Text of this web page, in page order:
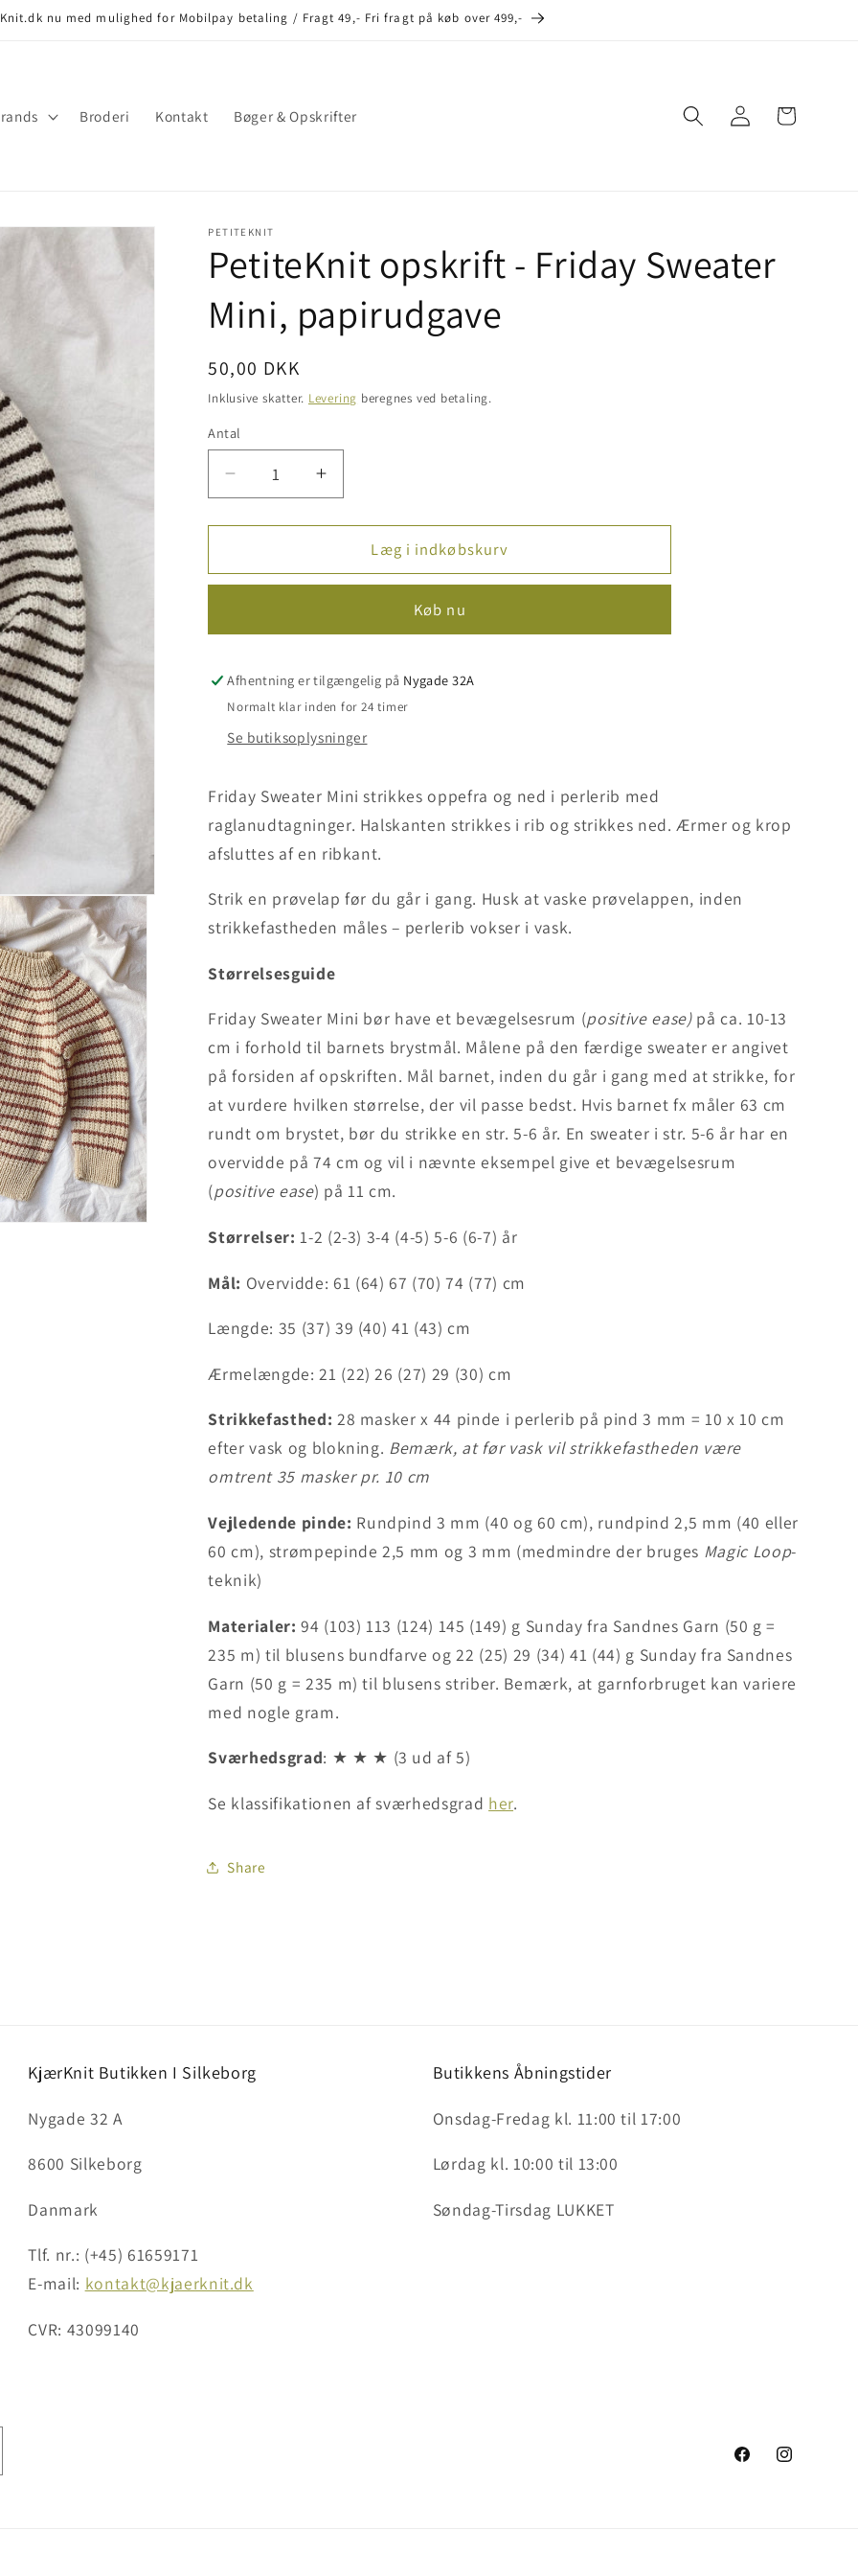
nu med mulighed for Mobilpay betaling / Fragt 49,- Fri fragt på køb over 499,-
Broderi Kontakt Bøger & Opskrifter
Log
ind
Indkøbskurv
PETITEKNIT
PetiteKnit opskrift - Friday Sweater
Mini, papirudgave
Normalpris
50,00 DKK
Inklusive skatter. Levering beregnes ved betaling.
Antal
Reducer
antallet
for
opskrift
Sweater
papirudgave
Øg
antallet
for
PetiteKnit
opskrift
Sweater
papirudgave
Læg i indkøbskurv
Køb nu
Afhentning er tilgængelig på Nygade 32A
Normalt klar inden for 24 timer
Se butiksoplysninger
Friday Sweater Mini strikkes oppefra og ned i perlerib med
raglanudtagninger. Halskanten strikkes i rib og strikkes ned. Ærmer og krop
afsluttes af en ribkant.
Strik en prøvelap før du går i gang. Husk at vaske prøvelappen, inden
strikkefastheden måles – perlerib vokser i vask.
Størrelsesguide
Friday Sweater Mini bør have et bevægelsesrum (positive ease) på ca. 10-13
cm i forhold til barnets brystmål. Målene på den færdige sweater er angivet
på forsiden af opskriften. Mål barnet, inden du går i gang med at strikke, for
at vurdere hvilken størrelse, der vil passe bedst. Hvis barnet fx måler 63 cm
rundt om brystet, bør du strikke en str. 5-6 år. En sweater i str. 5-6 år har en
overvidde på 74 cm og vil i nævnte eksempel give et bevægelsesrum
(positive ease) på 11 cm.
Størrelser:1-2 (2-3) 3-4 (4-5) 5-6 (6-7) år
Mål: Overvidde: 61 (64) 67 (70) 74 (77) cm
Længde: 35 (37) 39 (40) 41 (43) cm
Ærmelængde: 21 (22) 26 (27) 29 (30) cm
Strikkefasthed: 28 masker x 44 pinde i perlerib på pind 3 mm = 10 x 10 cm
efter vask og blokning. Bemærk, at før vask vil strikkefastheden være
omtrent 35 masker pr. 10 cm
Vejledende pinde: Rundpind 3 mm (40 og 60 cm), rundpind 2,5 mm (40 eller
60 cm), strømpepinde 2,5 mm og 3 mm (medmindre der bruges Magic Loop-
teknik)
Materialer:94 (103) 113 (124) 145 (149) g Sunday fra Sandnes Garn (50 g =
235 m) til blusens bundfarve og 22 (25) 29 (34) 41 (44) g Sunday fra Sandnes
Garn (50 g = 235 m) til blusens striber. Bemærk, at garnforbruget kan variere
med nogle gram.
Sværhedsgrad: ★ ★ ★ (3 ud af 5)
Se klassifikationen af sværhedsgrad her.
Share
KjærKnit Butikken I Silkeborg
Nygade 32 A
8600 Silkeborg
Danmark
Tlf. nr.: (+45) 61659171
E-mail: kontakt@kjaerknit.dk
CVR: 43099140
Butikkens Åbningstider
Onsdag-Fredag kl. 11:00 til 17:00
Lørdag kl. 10:00 til 13:00
Søndag-Tirsdag LUKKET
FacebookInstagram